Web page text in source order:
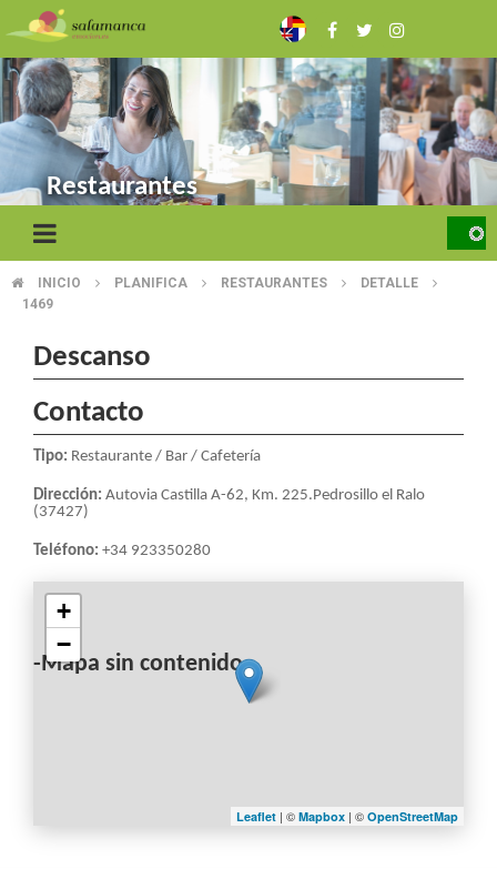
to
main
content
Restaurantes
BREADCRUMB
INICIO PLANIFICA RESTAURANTES
DETALLE
1469
Descanso
Contacto
Tipo: Restaurante / Bar / Cafetería
Dirección: Autovia Castilla A-62, Km. 225.Pedrosillo el Ralo
(37427)
Teléfono: +34 923350280
-Mapa sin contenido-
+
−
Leaflet | © Mapbox | © OpenStreetMap